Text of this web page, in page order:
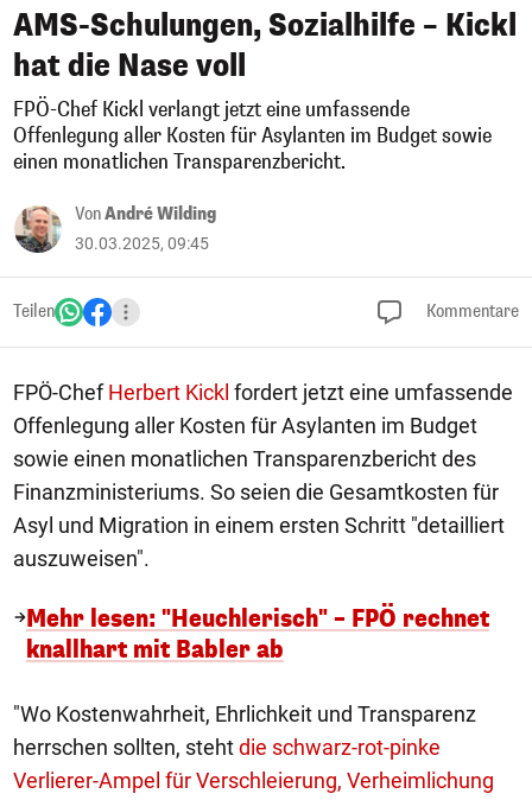
AMS-Schulungen, Sozialhilfe – Kickl
hat die Nase voll
FPÖ-Chef Kickl verlangt jetzt eine umfassende
Offenlegung aller Kosten für Asylanten im Budget sowie
einen monatlichen Transparenzbericht.
VonAndré Wilding
30.03.2025, 09:45
Teilen Kommentare
FPÖ-ChefHerbert Kickl fordert jetzt eine umfassende
Offenlegung aller Kosten für Asylanten im Budget
sowie einen monatlichen Transparenzbericht des
Finanzministeriums. So seien die Gesamtkosten für
Asyl und Migration in einem ersten Schritt "detailliert
auszuweisen".
Mehr lesen: "Heuchlerisch" – FPÖ rechnet
knallhart mit Babler ab
"Wo Kostenwahrheit, Ehrlichkeit und Transparenz
herrschen sollten, stehtdie schwarz-rot-pinke
Verlierer-Ampel für Verschleierung, Verheimlichung